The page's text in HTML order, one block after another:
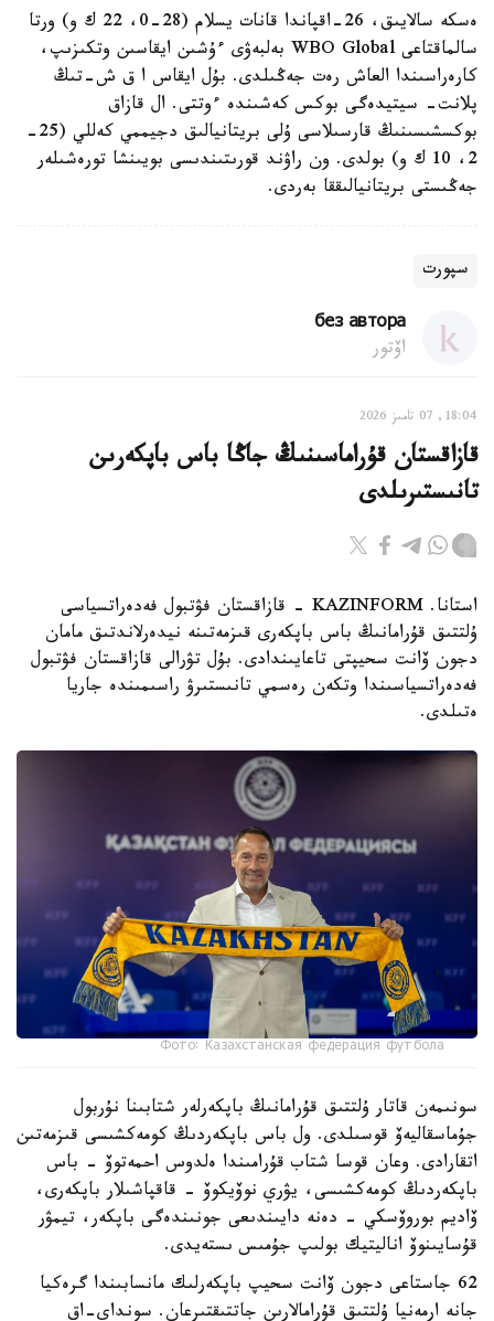
ەسكە سالايىق، 26-اقپاندا قانات يسلام (28-0، 22 ك و) ورتا
سالماقتاعى WBO Global بەلبەۋى ءۇشىن ايقاسىن وتكىزىپ،
كارەراسىندا العاش رەت جەڭىلدى. بۇل ايقاس ا ق ش-تىڭ
پلانت- سيتيدەگى بوكس كەشىندە ءوتتى. ال قازاق
بوكسشىسىنىڭ قارسىلاسى ۇلى بريتانيالىق دجيممي كەللي (25-
2، 10 ك و) بولدى. ون راۋند قورىتىندىسى بويىنشا تورەشىلەر
جەڭىستى بريتانيالىققا بەردى.
سپورت
без автора
اۆتور
18:04, 07 تامىز 2026
قازاقستان قۇراماسىنىڭ جاڭا باس باپكەرىن
تانىستىرىلدى
استانا. KAZINFORM - قازاقستان فۋتبول فەدەراتسياسى
ۇلتتىق قۇرامانىڭ باس باپكەرى قىزمەتىنە نيدەرلاندتىق مامان
دجون ۆانت سحيپتى تاعايىندادى. بۇل تۋرالى قازاقستان فۋتبول
فەدەراتسياسىندا وتكەن رەسمي تانىستىرۋ راسىمىندە جاريا
ەتىلدى.
Фото: Казахстанская федерация футбола
سونىمەن قاتار ۇلتتىق قۇرامانىڭ باپكەرلەر شتابىنا نۇربول
جۇماسقاليەۆ قوسىلدى. ول باس باپكەردىڭ كومەكشىسى قىزمەتىن
اتقارادى. وعان قوسا شتاب قۇرامىندا ەلدوس احمەتوۆ - باس
باپكەردىڭ كومەكشىسى، يۋري نوۆيكوۆ - قاقپاشىلار باپكەرى،
ۆاديم بوروۆسكي - دەنە دايىندىعى جونىندەگى باپكەر، تيمۋر
قۇسايىنوۆ اناليتيك بولىپ جۇمىس ىستەيدى.
62 جاستاعى دجون ۆانت سحيپ باپكەرلىك مانسابىندا گرەكيا
جانە ارمەنيا ۇلتتىق قۇرامالارىن جاتتىقتىرعان. سونداي-اق